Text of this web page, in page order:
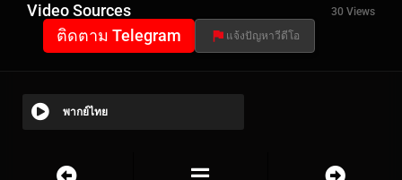
Video Sources 30 Views
ติดตาม Telegram แจ้งปัญหาวีดีโอ
พากย์ไทย